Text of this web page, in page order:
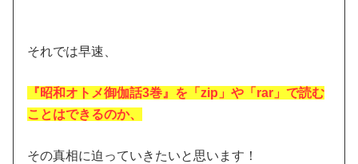
それでは早速、
『昭和オトメ御伽話3巻』を「zip」や「rar」で読む
ことはできるのか、
その真相に迫っていきたいと思います！